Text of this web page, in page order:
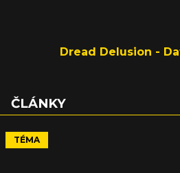
Dread Delusion -
ČLÁNKY
TÉMA